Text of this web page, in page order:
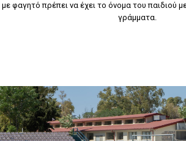
με φαγητό πρέπει να έχει το όνομα του παιδιού
γράμματα.